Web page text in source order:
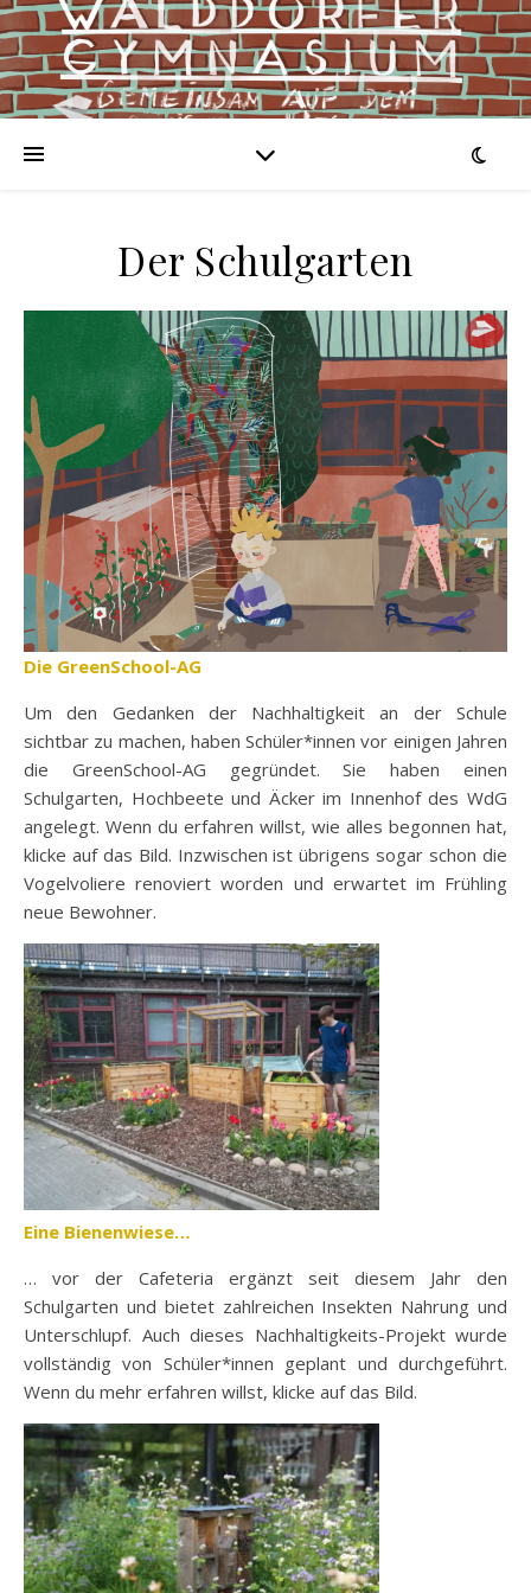
Der Schulgarten
Die GreenSchool-AG
Um den Gedanken der Nachhaltigkeit an der Schule
sichtbar zu machen, haben Schüler*innen vor einigen Jahren
die GreenSchool-AG gegründet. Sie haben einen
Schulgarten, Hochbeete und Äcker im Innenhof des WdG
angelegt. Wenn du erfahren willst, wie alles begonnen hat,
klicke auf das Bild. Inzwischen ist übrigens sogar schon die
Vogelvoliere renoviert worden und erwartet im Frühling
neue Bewohner.
Eine Bienenwiese…
… vor der Cafeteria ergänzt seit diesem Jahr den
Schulgarten und bietet zahlreichen Insekten Nahrung und
Unterschlupf. Auch dieses Nachhaltigkeits-Projekt wurde
vollständig von Schüler*innen geplant und durchgeführt.
Wenn du mehr erfahren willst, klicke auf das Bild.